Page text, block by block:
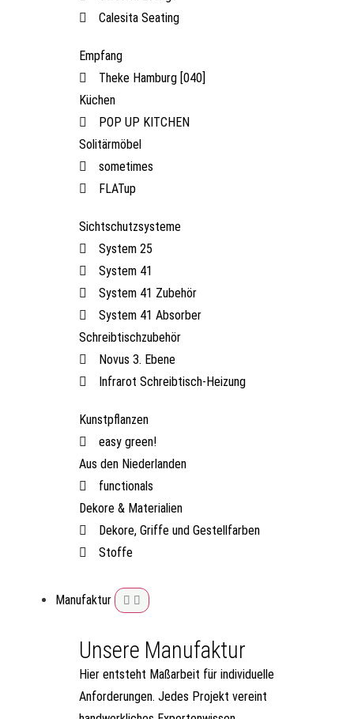
Calesita Seating
Empfang
Theke Hamburg [040]
Küchen
POP UP KITCHEN
Solitärmöbel
sometimes
FLATup
Sichtschutzsysteme
System 25
System 41
System 41 Zubehör
System 41 Absorber
Schreibtischzubehör
Novus 3. Ebene
Infrarot Schreibtisch-Heizung
Kunstpflanzen
easy green!
Aus den Niederlanden
functionals
Dekore & Materialien
Dekore, Griffe und Gestellfarben
Stoffe
Manufaktur
Unsere Manufaktur
Hier entsteht Maßarbeit für individuelle
Anforderungen. Jedes Projekt vereint